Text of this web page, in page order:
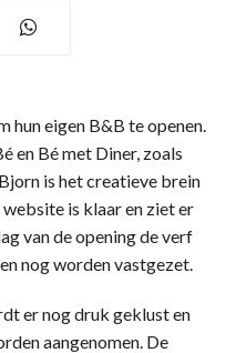
hun eigen B&B te openen.
en Bé met Diner, zoals
is het creatieve brein
is klaar en ziet er
van de opening de verf
nog worden vastgezet.
er nog druk geklust en
aangenomen. De